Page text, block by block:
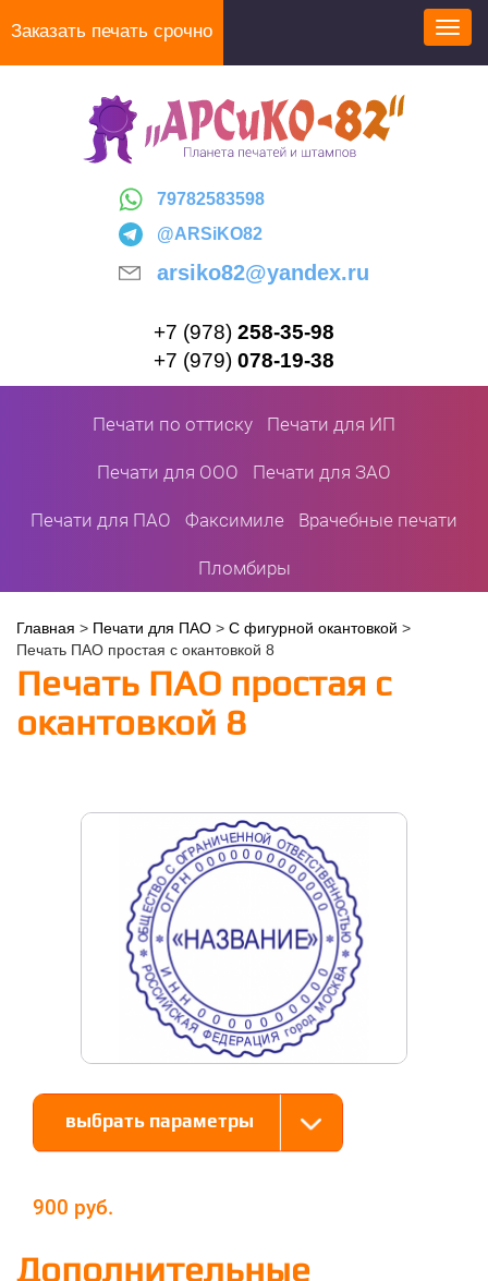
Заказать печать срочно
79782583598
@ARSiKO82
arsiko82@yandex.ru
+7 (978) 258-35-98
+7 (979) 078-19-38
Печати по оттиску Печати для ИП
Печати для ООО Печати для ЗАО
Печати для ПАО Факсимиле Врачебные печати
Пломбиры
Вы
здесь
Главная > Печати для ПАО > С фигурной окантовкой >
Печать ПАО простая с окантовкой 8
Печать ПАО простая с
окантовкой 8
выбрать параметры
900
Дополнительные